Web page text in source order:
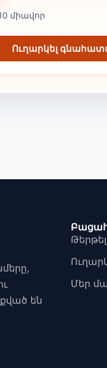
միավոր
Ուղարկել
են
Մեր